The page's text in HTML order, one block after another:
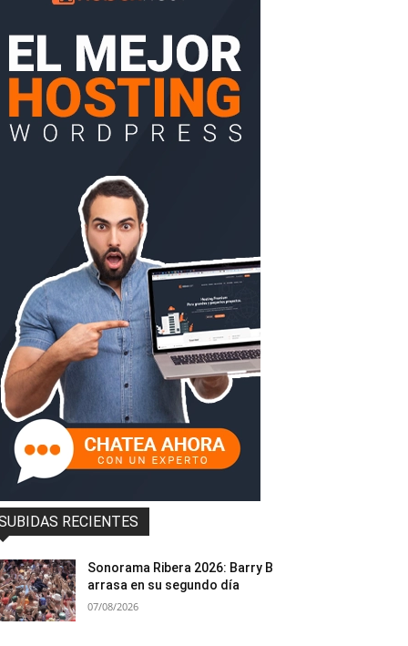
RECIENTES
Sonorama Ribera 2026: Barry B
arrasa en su segundo día
07/08/2026